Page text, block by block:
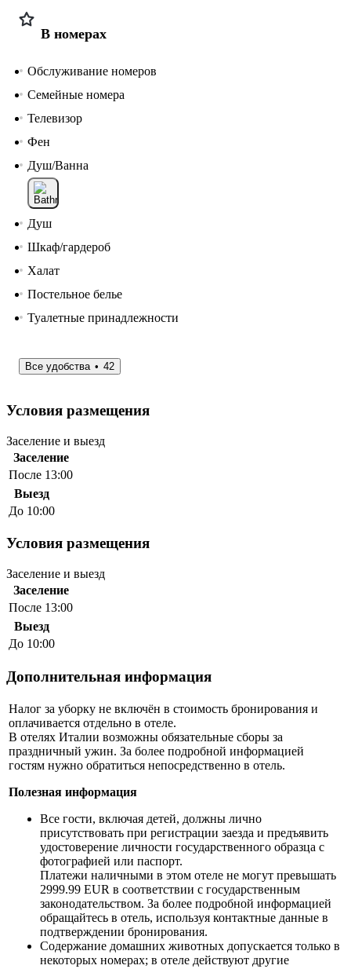
В номерах
Обслуживание номеров
Семейные номера
Телевизор
Фен
Душ/Ванна
Душ
Шкаф/гардероб
Халат
Постельное белье
Туалетные принадлежности
Все удобства 42
Условия размещения
Заселение и выезд
Заселение
После 13:00
Выезд
До 10:00
Условия размещения
Заселение и выезд
Заселение
После 13:00
Выезд
До 10:00
Дополнительная информация
Налог за уборку не включён в стоимость бронирования и
оплачивается отдельно в отеле.
В отелях Италии возможны обязательные сборы за
праздничный ужин. За более подробной информацией
гостям нужно обратиться непосредственно в отель.
Полезная информация
Все гости, включая детей, должны лично
присутствовать при регистрации заезда и предъявить
удостоверение личности государственного образца с
фотографией или паспорт.
Платежи наличными в этом отеле не могут превышать
2999.99 EUR в соответствии с государственным
законодательством. За более подробной информацией
обращайтесь в отель, используя контактные данные в
подтверждении бронирования.
Содержание домашних животных допускается только в
некоторых номерах; в отеле действуют другие